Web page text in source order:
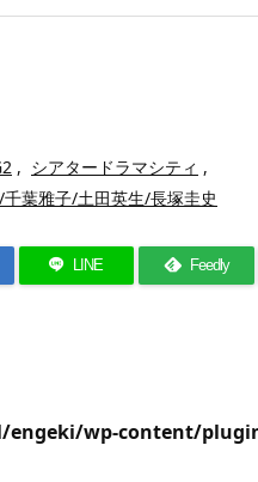
, シアタードラマシティ ,
葉雅子/土田英生/長塚圭史
LINE Feedly
wp-content/